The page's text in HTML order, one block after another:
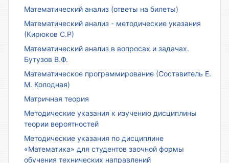
Математический анализ (ответы на билеты)
Математический анализ - методические указания
(Кирюков С.Р)
Математический анализ в вопросах и задачах.
Бутузов В.Ф.
Математическое программирование (Составитель Е.
М. Колодная)
Матричная теория
Методические указания к изучению дисциплины
теории вероятностей
Методические указания по дисциплине
«Математика» для студентов заочной формы
обучения технических направлений